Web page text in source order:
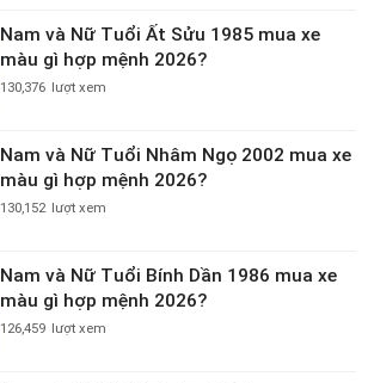
Nam và Nữ Tuổi Ất Sửu 1985 mua xe
màu gì hợp mệnh 2026?
130,376 lượt xem
Nam và Nữ Tuổi Nhâm Ngọ 2002 mua xe
màu gì hợp mệnh 2026?
130,152 lượt xem
Nam và Nữ Tuổi Bính Dần 1986 mua xe
màu gì hợp mệnh 2026?
126,459 lượt xem